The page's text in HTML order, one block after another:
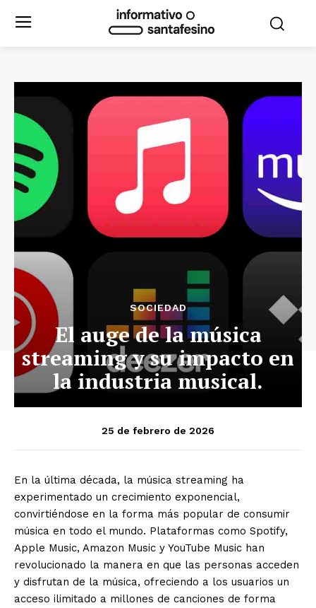
SOCIEDAD
El auge de la música
streaming y su impacto en
la industria musical.
25 de febrero de 2026
En la última década, la música streaming ha
experimentado un crecimiento exponencial,
convirtiéndose en la forma más popular de consumir
música en todo el mundo. Plataformas como Spotify,
Apple Music, Amazon Music y YouTube Music han
revolucionado la manera en que las personas acceden
y disfrutan de la música, ofreciendo a los usuarios un
acceso ilimitado a millones de canciones de forma